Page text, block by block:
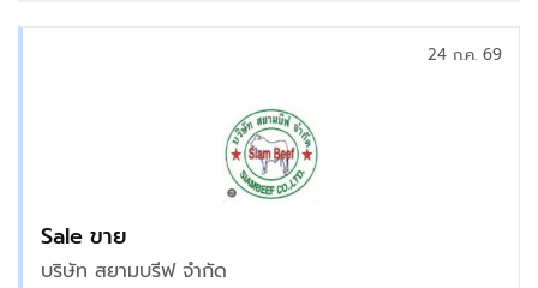
Sale ขาย
บริษัท สยามบรีฟ จำกัด
24 ก.ค. 69